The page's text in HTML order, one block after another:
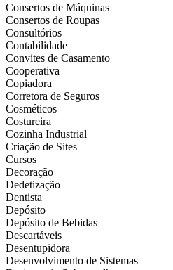
Consertos de Máquinas
Consertos de Roupas
Consultórios
Contabilidade
Convites de Casamento
Cooperativa
Copiadora
Corretora de Seguros
Cosméticos
Costureira
Cozinha Industrial
Criação de Sites
Cursos
Decoração
Dedetização
Dentista
Depósito
Depósito de Bebidas
Descartáveis
Desentupidora
Desenvolvimento de Sistemas